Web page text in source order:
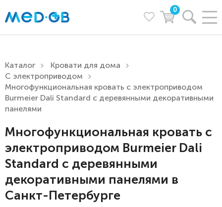
0
Каталог
Кровати для дома
С электроприводом
Многофункциональная кровать с электроприводом
Burmeier Dali Standard c деревянными декоративными
панелями
Многофункциональная кровать с
электроприводом Burmeier Dali
Standard c деревянными
декоративными панелями в
Санкт-Петербурге